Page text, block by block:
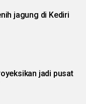
jagung di Kediri
jadi pusat